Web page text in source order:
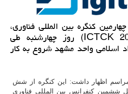
كنگره بین المللی فناوری،
ارتباطات و دانش(ICTCK 2018) روز چهارشنبه طی
اسلامی واحد مشهد شروع به كار
مراسم اظهار داشت: این كنگره از شش
ششمین كنفرانس بین المللی فناوری